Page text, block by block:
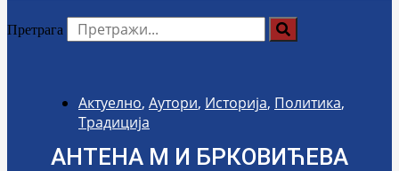
Претрага
Актуелно, Аутори, Историја, Политика,
Традиција
АНТЕНА М И БРКОВИЋЕВА